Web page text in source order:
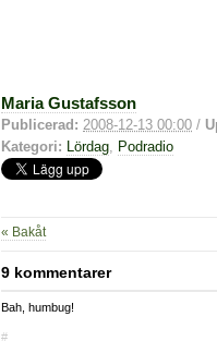
Maria Gustafsson
Publicerad: 2008-12-13 00:00 /
Kategori: Lördag, Podradio
« Bakåt
9 kommentarer
Bah, humbug!
#